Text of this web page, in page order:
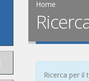
Home
Ricerca per il